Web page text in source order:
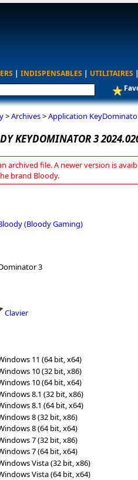
| INDISPENSABLES | UTILITAIRES |
>Archives>Application
KEYDOMINATOR 3
archived file. A newer version is
brand Bloody.
(Bloody Gaming)
3
Clavier
11 (64 bit, x64)
10 (32 bit, x86)
10 (64 bit, x64)
8.1 (32 bit, x86)
8.1 (64 bit, x64)
8 (32 bit, x86)
8 (64 bit, x64)
7 (32 bit, x86)
7 (64 bit, x64)
Vista (32 bit, x86)
Vista (64 bit, x64)